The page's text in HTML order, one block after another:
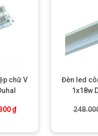
chữ V
là: 239.000 ₫.
₫Giá hiện tại là: 167.300
Đèn led
1x18w